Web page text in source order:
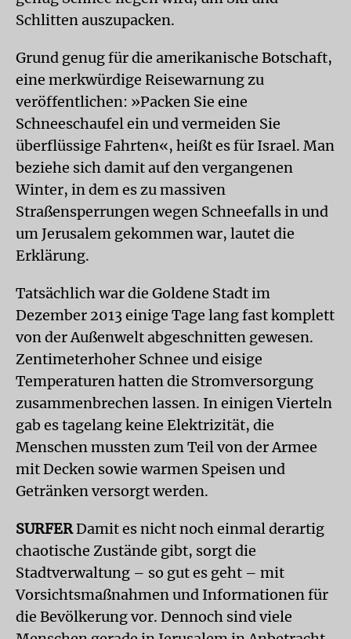
Schlitten auszupacken.
Grund genug für die amerikanische Botschaft,
eine merkwürdige Reisewarnung zu
veröffentlichen: »Packen Sie eine
Schneeschaufel ein und vermeiden Sie
überflüssige Fahrten«, heißt es für Israel. Man
beziehe sich damit auf den vergangenen
Winter, in dem es zu massiven
Straßensperrungen wegen Schneefalls in und
um Jerusalem gekommen war, lautet die
Erklärung.
Tatsächlich war die Goldene Stadt im
Dezember 2013 einige Tage lang fast komplett
von der Außenwelt abgeschnitten gewesen.
Zentimeterhoher Schnee und eisige
Temperaturen hatten die Stromversorgung
zusammenbrechen lassen. In einigen Vierteln
gab es tagelang keine Elektrizität, die
Menschen mussten zum Teil von der Armee
mit Decken sowie warmen Speisen und
Getränken versorgt werden.
SURFERDamit es nicht noch einmal derartig
chaotische Zustände gibt, sorgt die
Stadtverwaltung – so gut es geht – mit
Vorsichtsmaßnahmen und Informationen für
die Bevölkerung vor. Dennoch sind viele